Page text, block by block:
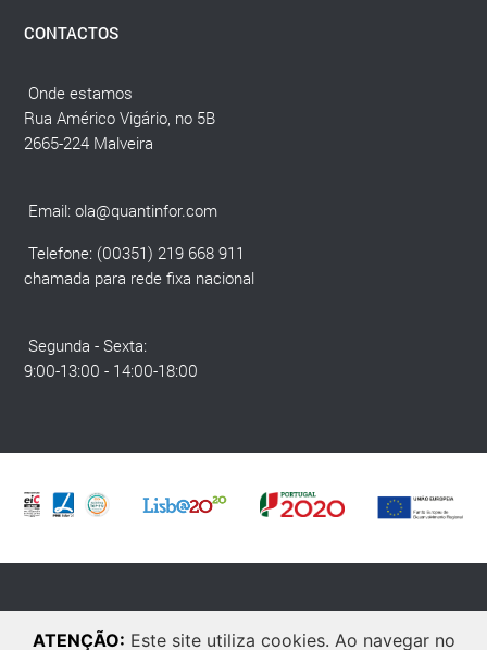
ATENÇÃO: Este site utiliza cookies. Ao navegar no
CONTACTOS
Onde estamos
Rua Américo Vigário, no 5B
2665-224 Malveira
Email:ola@quantinfor.com
Telefone: (00351) 219 668 911
chamada para rede fixa nacional
Segunda - Sexta:
9:00-13:00 - 14:00-18:00
Zen.